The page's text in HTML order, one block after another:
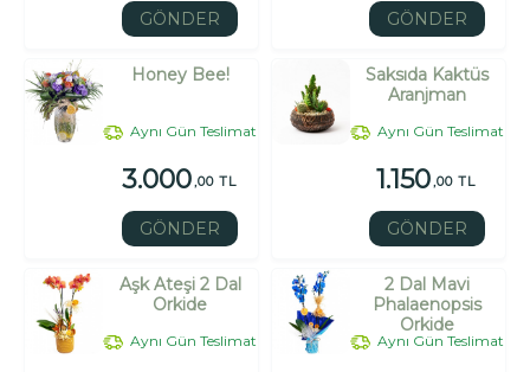
GÖNDER GÖNDER
Honey Bee!
Aynı Gün Teslimat
3.000,00 TL
GÖNDER
Saksıda Kaktüs
Aranjman
Aynı Gün Teslimat
1.150,00 TL
GÖNDER
Aşk Ateşi 2 Dal
Orkide
Aynı Gün Teslimat
2 Dal Mavi
Phalaenopsis
Orkide
Aynı Gün Teslimat